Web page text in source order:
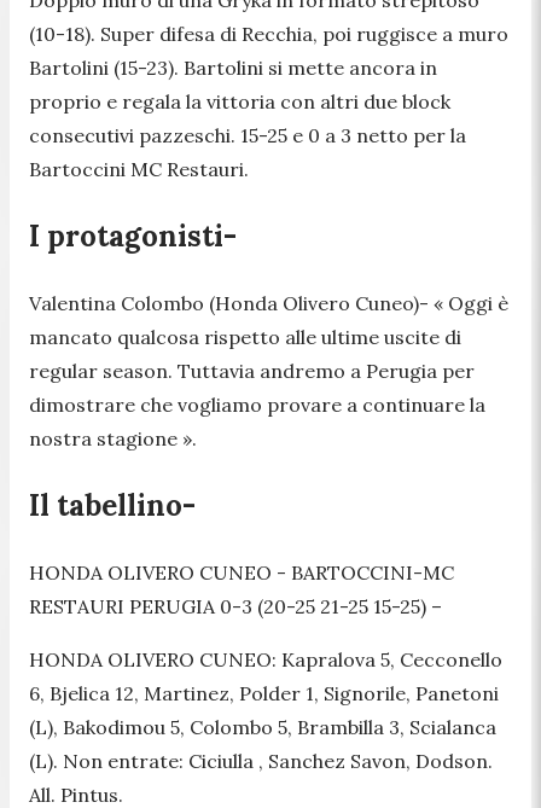
(10-18). Super difesa di Recchia, poi ruggisce a muro
Bartolini (15-23). Bartolini si mette ancora in
proprio e regala la vittoria con altri due block
consecutivi pazzeschi. 15-25 e 0 a 3 netto per la
Bartoccini MC Restauri.
I protagonisti-
Valentina Colombo (Honda Olivero Cuneo)- « Oggi è
mancato qualcosa rispetto alle ultime uscite di
regular season. Tuttavia andremo a Perugia per
dimostrare che vogliamo provare a continuare la
nostra stagione ».
Il tabellino-
HONDA OLIVERO CUNEO - BARTOCCINI-MC
RESTAURI PERUGIA 0-3 (20-25 21-25 15-25) –
HONDA OLIVERO CUNEO: Kapralova 5, Cecconello
6, Bjelica 12, Martinez, Polder 1, Signorile, Panetoni
(L), Bakodimou 5, Colombo 5, Brambilla 3, Scialanca
(L). Non entrate: Ciciulla , Sanchez Savon, Dodson.
All. Pintus.